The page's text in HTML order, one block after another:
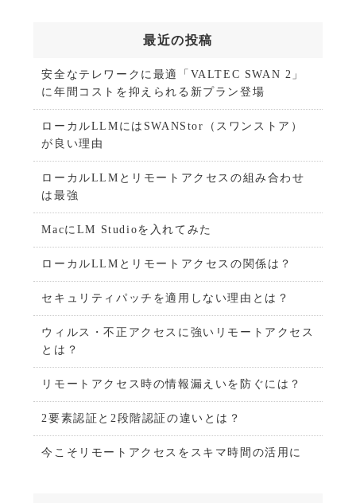
最近の投稿
安全なテレワークに最適「VALTEC SWAN 2」
に年間コストを抑えられる新プラン登場
ローカルLLMにはSWANStor（スワンストア）
が良い理由
ローカルLLMとリモートアクセスの組み合わせ
は最強
MacにLM Studioを入れてみた
ローカルLLMとリモートアクセスの関係は？
セキュリティパッチを適用しない理由とは？
ウィルス・不正アクセスに強いリモートアクセス
とは？
リモートアクセス時の情報漏えいを防ぐには？
2要素認証と2段階認証の違いとは？
今こそリモートアクセスをスキマ時間の活用に